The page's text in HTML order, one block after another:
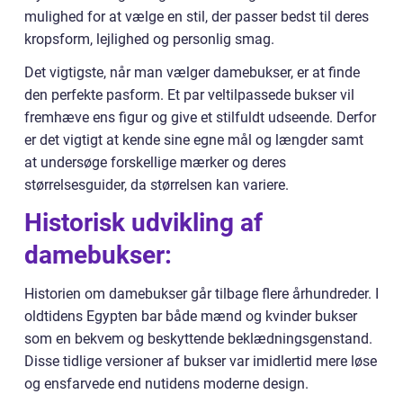
mulighed for at vælge en stil, der passer bedst til deres
kropsform, lejlighed og personlig smag.
Det vigtigste, når man vælger damebukser, er at finde
den perfekte pasform. Et par veltilpassede bukser vil
fremhæve ens figur og give et stilfuldt udseende. Derfor
er det vigtigt at kende sine egne mål og længder samt
at undersøge forskellige mærker og deres
størrelsesguider, da størrelsen kan variere.
Historisk udvikling af
damebukser:
Historien om damebukser går tilbage flere århundreder. I
oldtidens Egypten bar både mænd og kvinder bukser
som en bekvem og beskyttende beklædningsgenstand.
Disse tidlige versioner af bukser var imidlertid mere løse
og ensfarvede end nutidens moderne design.